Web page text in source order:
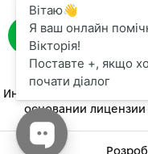
Интернет-магазин
основании лицензии